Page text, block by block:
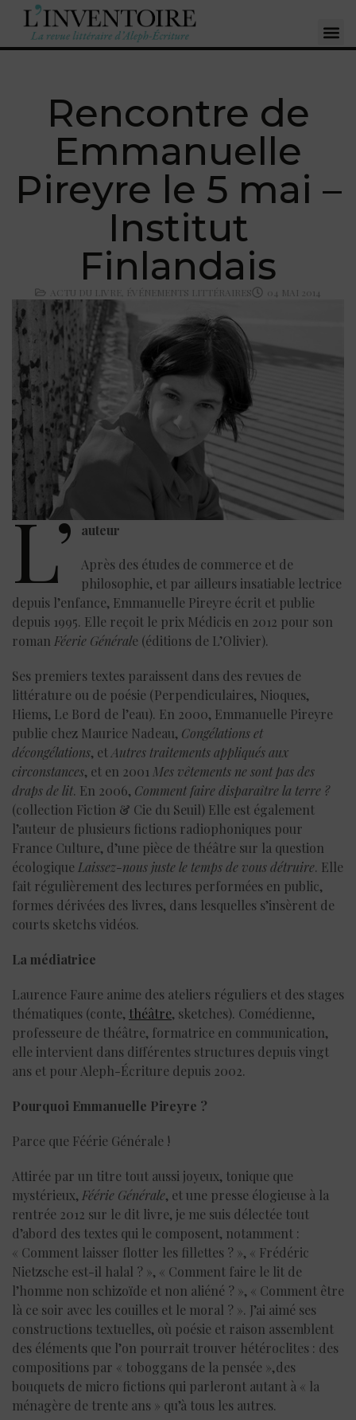
Rencontre de
Emmanuelle
Pireyre le 5 mai –
Institut
Finlandais
ACTU DU LIVRE ÉVÉNEMENTS LITTÉRAIRES 04 MAI 2014
L’ auteur
Après des études de commerce et de
philosophie, et par ailleurs insatiable lectrice
depuis l’enfance, Emmanuelle Pireyre écrit et publie
depuis 1995. Elle reçoit le prix Médicis en 2012 pour son
roman Féerie Générale (éditions de L’Olivier).
Ses premiers textes paraissent dans des revues de
littérature ou de poésie (Perpendiculaires, Nioques,
Hiems, Le Bord de l’eau). En 2000, Emmanuelle Pireyre
publie chez Maurice Nadeau, Congélations et
décongélations, etAutres traitements appliqués aux
circonstances, et en 2001 Mes vêtements ne sont pas des
draps de lit. En 2006, Comment faire disparaître la terre ?
(collection Fiction & Cie du Seuil) Elle est également
l’auteur de plusieurs fictions radiophoniques pour
France Culture, d’une pièce de théâtre sur la question
écologique Laissez-nous juste le temps de vous détruire. Elle
fait régulièrement des lectures performées en public,
formes dérivées des livres, dans lesquelles s’insèrent de
courts sketchs vidéos.
La médiatrice
Laurence Faure anime des ateliers réguliers et des stages
thématiques (conte, théâtre, sketches). Comédienne,
professeure de théâtre, formatrice en communication,
elle intervient dans différentes structures depuis vingt
ans et pour Aleph-Écriture depuis 2002.
Pourquoi Emmanuelle Pireyre ?
Parce que Féérie Générale !
Attirée par un titre tout aussi joyeux, tonique que
mystérieux,Féérie Générale, et une presse élogieuse à la
rentrée 2012 sur le dit livre, je me suis délectée tout
d’abord des textes qui le composent, notamment :
« Comment laisser flotter les fillettes ? », « Frédéric
Nietzsche est-il halal ? », « Comment faire le lit de
l’homme non schizoïde et non aliéné ? », « Comment être
là ce soir avec les couilles et le moral ? ». J’ai aimé ses
constructions textuelles, où poésie et raison assemblent
des éléments que l’on pourrait trouver hétéroclites : des
compositions par « toboggans de la pensée », des
bouquets de micro fictions qui parleront autant à « la
ménagère de trente ans » qu’à tous les autres.